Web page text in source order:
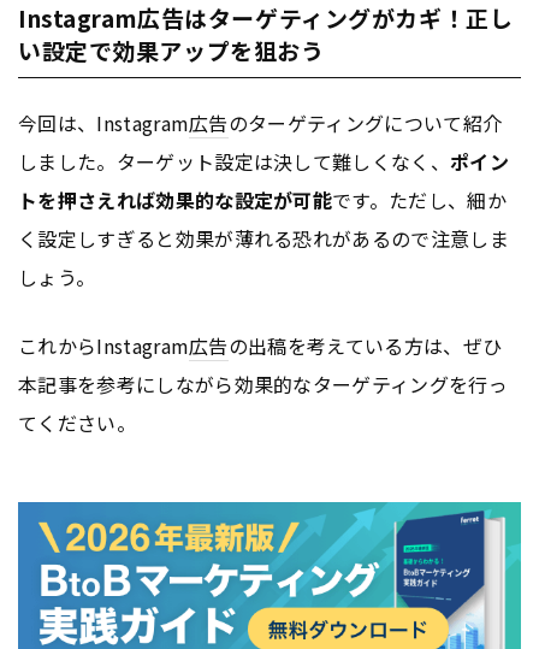
Instagram広告はターゲティングがカギ！正し
い設定で効果アップを狙おう
今回は、Instagram広告のターゲティングについて紹介
しました。ターゲット設定は決して難しくなく、ポイン
トを押さえれば効果的な設定が可能です。ただし、細か
く設定しすぎると効果が薄れる恐れがあるので注意しま
しょう。
これからInstagram広告の出稿を考えている方は、ぜひ
本記事を参考にしながら効果的なターゲティングを行っ
てください。